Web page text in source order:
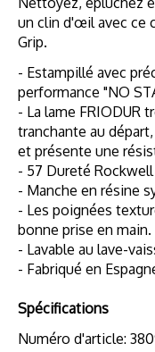
un clin d'œil avec ce
Grip.
- Estampillé avec
performance "NO
- La lame FRIODUR
tranchante au
et présente une
- 57 Dureté Rockwell
- Manche en résine
- Les poignées
bonne prise en main.
- Lavable au lave-
- Fabriqué en
Spécifications
Numéro d'article: